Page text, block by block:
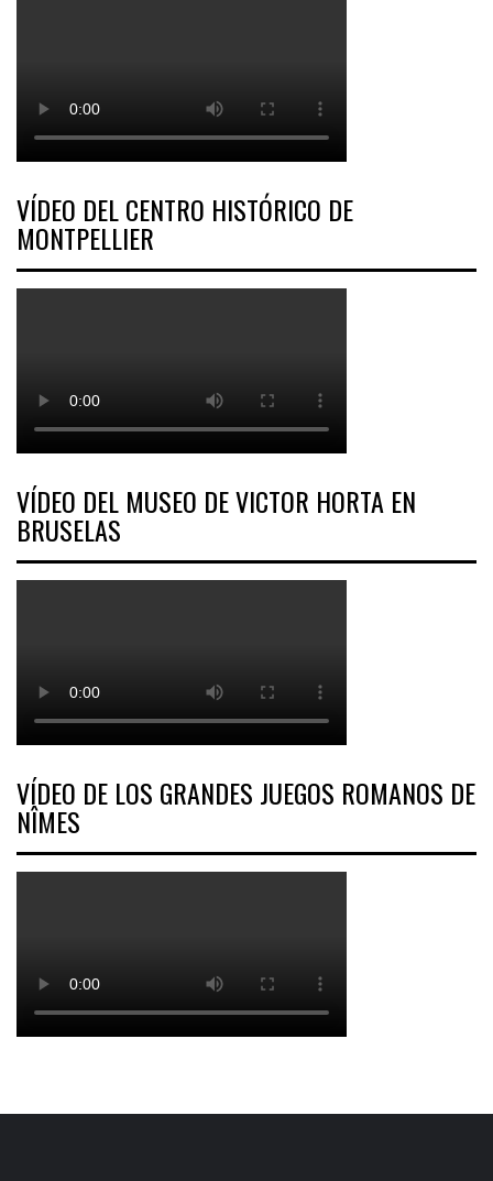
VÍDEO DEL CENTRO HISTÓRICO DE
MONTPELLIER
VÍDEO DEL MUSEO DE VICTOR HORTA EN
BRUSELAS
VÍDEO DE LOS GRANDES JUEGOS ROMANOS DE
NÎMES